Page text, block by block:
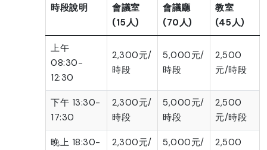
時段說明
會議室
(15人)
會議廳
(70人)
教室
(45人)
上午
08:30-
12:30
2,300元/
時段
5,000元/
時段
2,500
元/時段
下午 13:30-
17:30
2,300元/
時段
5,000元/
時段
2,500
元/時段
晚上 18:30- 2,300元/ 5,000元/ 2,500